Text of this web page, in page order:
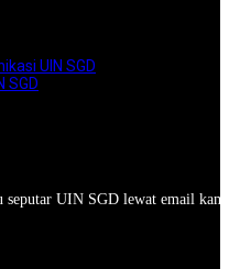
UIN SGD
SGD
seputar UIN SGD lewat email